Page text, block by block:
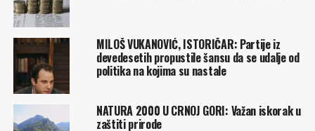
MILOŠ VUKANOVIĆ, ISTORIČAR: Partije iz
devedesetih propustile šansu da se udalje od
politika na kojima su nastale
NATURA 2000 U CRNOJ GORI: Važan iskorak u
zaštiti prirode